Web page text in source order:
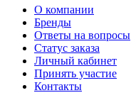
О компании
Бренды
Ответы на вопросы
Статус заказа
Личный кабинет
Принять участие
Контакты